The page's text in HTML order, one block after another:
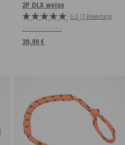
2P DLX weiss
5.0 (7 Bewertung)
39,99 €